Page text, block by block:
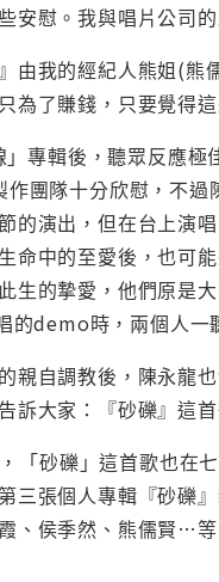
安慰。我與唱片公司
由我的經紀人熊姐(
為了賺錢，只要覺得
專輯後，聽眾反應
團隊十分欣慰，不
的演出，但在台上演
命中的至愛後，也可
生的摯愛，他們原是
的demo時，兩個人
親自調教後，陳永龍
訴大家：『砂礫』這
「砂礫」這首歌也
三張個人專輯『砂礫
、侯季然、熊儒賢…